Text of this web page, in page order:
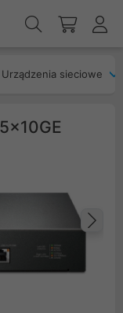
Urządzenia sieciowe